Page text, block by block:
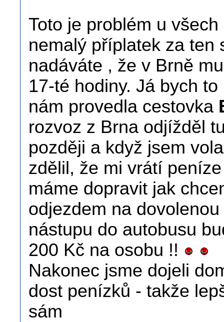
Toto je problém u
nemalý příplatek za ten
nadáváte , že v Brně
17-té hodiny. Já bych
nám provedla cestovka
rozvoz z Brna odjížděl
později a když jsem
zdělil, že mi vrátí
máme dopravit jak
odjezdem na
nástupu do autobusu
200 Kč na osobu !!
Nakonec jsme dojeli
dost penízků - takže
sám